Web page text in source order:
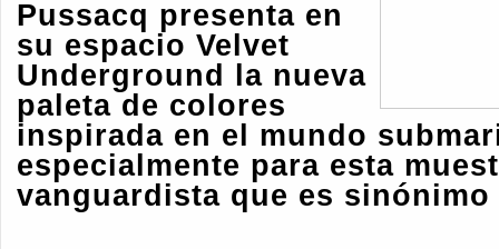
Pussacq presenta en
su espacio Velvet
Underground la nueva
paleta de colores
inspirada en el mundo
especialmente para esta
vanguardista que es